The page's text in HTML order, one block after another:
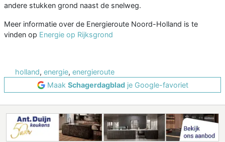
andere stukken grond naast de snelweg.
Meer informatie over de Energieroute Noord-Holland is te
vinden op Energie op Rijksgrond
holland, energie, energieroute
Maak Schagerdagbladje Google-favoriet